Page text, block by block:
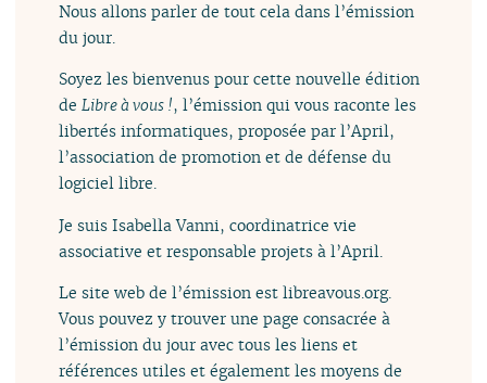
Nous allons parler de tout cela dans l’émission
du jour.
Soyez les bienvenus pour cette nouvelle édition
deLibre à vous !, l’émission qui vous raconte les
libertés informatiques, proposée par l’April,
l’association de promotion et de défense du
logiciel libre.
Je suis Isabella Vanni, coordinatrice vie
associative et responsable projets à l’April.
Le site web de l’émission est libreavous.org.
Vous pouvez y trouver une page consacrée à
l’émission du jour avec tous les liens et
références utiles et également les moyens de